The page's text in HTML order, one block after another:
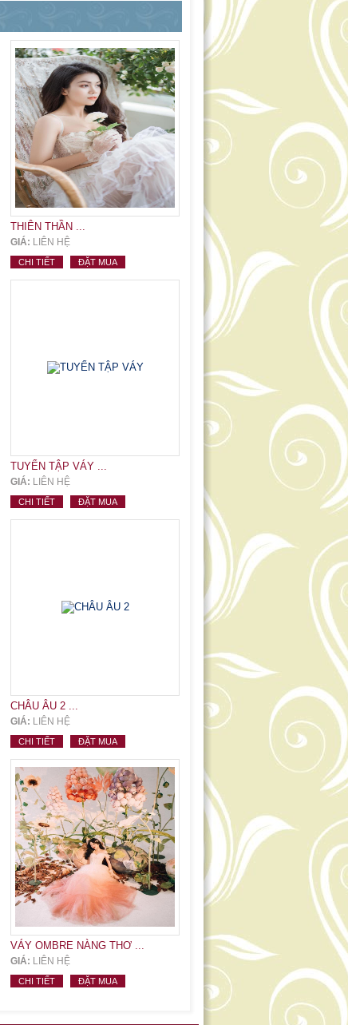
THIÊN THẦN ...
GIÁ: LIÊN HỆ
CHI TIẾT ĐẶT MUA
TUYỂN TẬP VÁY ...
GIÁ: LIÊN HỆ
CHI TIẾT ĐẶT MUA
CHÂU ÂU 2 ...
GIÁ: LIÊN HỆ
CHI TIẾT ĐẶT MUA
VÁY OMBRE NÀNG THƠ ...
GIÁ: LIÊN HỆ
CHI TIẾT ĐẶT MUA